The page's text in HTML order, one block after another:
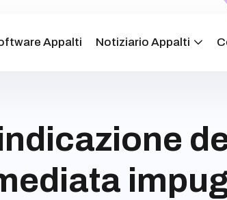
Appalti Notiziario Appalti